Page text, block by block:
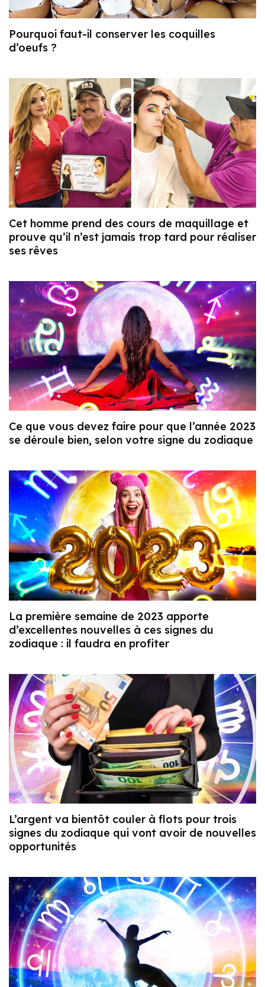
Pourquoi faut-il conserver les coquilles
d’oeufs ?
Cet homme prend des cours de maquillage et
prouve qu’il n’est jamais trop tard pour réaliser
ses rêves
Ce que vous devez faire pour que l’année 2023
se déroule bien, selon votre signe du zodiaque
La première semaine de 2023 apporte
d’excellentes nouvelles à ces signes du
zodiaque : il faudra en profiter
L’argent va bientôt couler à flots pour trois
signes du zodiaque qui vont avoir de nouvelles
opportunités